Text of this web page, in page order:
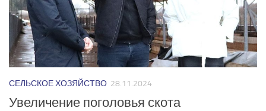
СЕЛЬСКОЕ ХОЗЯЙСТВО 28.11.2024
Увеличение поголовья скота